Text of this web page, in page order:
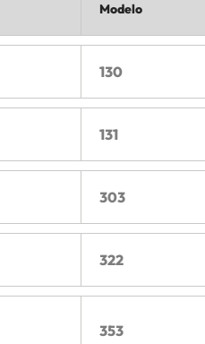
Modelo
130
131
303
322
353